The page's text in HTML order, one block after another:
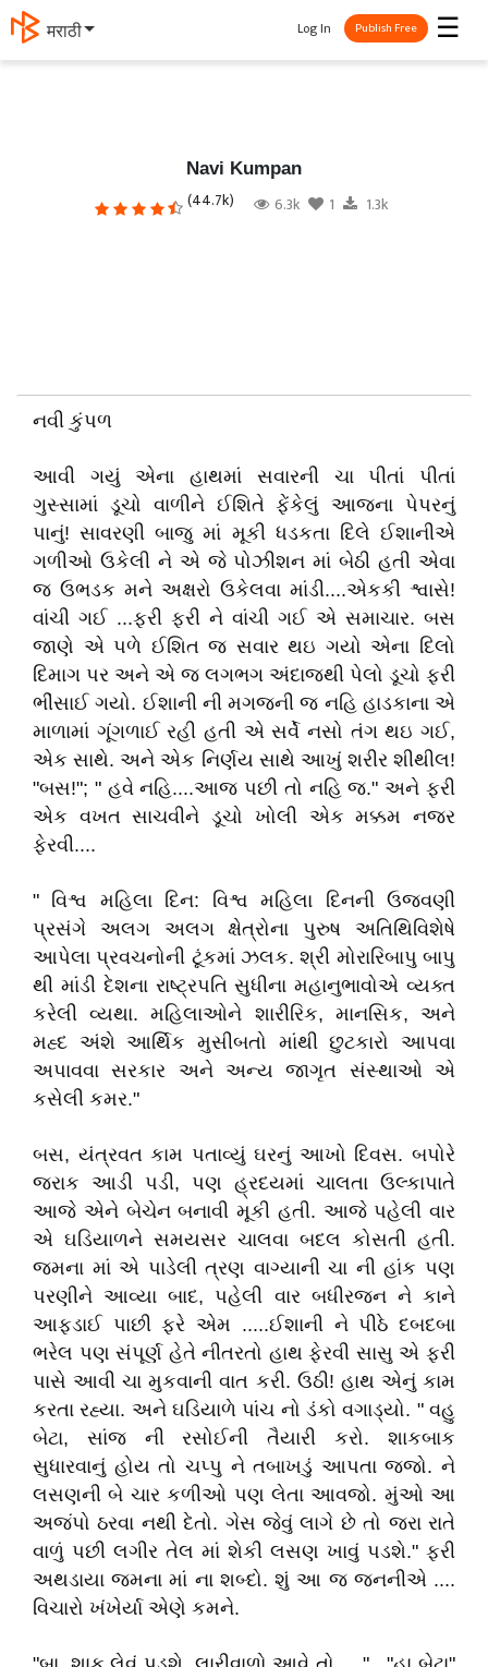
मराठी ☰
Log In Publish Free
Navi Kumpan
(44.7k) 6.3k 1 1.3k
નવી કુંપળ
આવી ગયું એના હાથમાં સવારની ચા પીતાં પીતાં
ગુસ્સામાં ડૂચો વાળીને ઈશિતે ફેંકેલું આજના પેપરનું
પાનું! સાવરણી બાજુ માં મૂકી ધડકતા દિલે ઈશાનીએ
ગળીઓ ઉકેલી ને એ જે પોઝીશન માં બેઠી હતી એવા
જ ઉભડક મને અક્ષરો ઉકેલવા માંડી....એકકી શ્વાસે!
વાંચી ગઈ ...ફરી ફરી ને વાંચી ગઈ એ સમાચાર. બસ
જાણે એ પળે ઈશિત જ સવાર થઇ ગયો એના દિલો
દિમાગ પર અને એ જ લગભગ અંદાજથી પેલો ડૂચો ફરી
ભીંસાઈ ગયો. ઈશાની ની મગજની જ નહિ હાડકાના એ
માળામાં ગૂંગળાઈ રહી હતી એ સર્વે નસો તંગ થઇ ગઈ,
એક સાથે. અને એક નિર્ણય સાથે આખું શરીર શીથીલ!
"બસ!"; " હવે નહિ....આજ પછી તો નહિ જ." અને ફરી
એક વખત સાચવીને ડૂચો ખોલી એક મક્કમ નજર
ફેરવી....
" વિશ્વ મહિલા દિન: વિશ્વ મહિલા દિનની ઉજવણી
પ્રસંગે અલગ અલગ ક્ષેત્રોના પુરુષ અતિથિવિશેષે
આપેલા પ્રવચનોની ટૂંકમાં ઝલક. શ્રી મોરારિબાપુ બાપુ
થી માંડી દેશના રાષ્ટ્રપતિ સુધીના મહાનુભાવોએ વ્યક્ત
કરેલી વ્યથા. મહિલાઓને શારીરિક, માનસિક, અને
મહ્દ અંશે આર્થિક મુસીબતો માંથી છુટકારો આપવા
અપાવવા સરકાર અને અન્ય જાગૃત સંસ્થાઓ એ
કસેલી કમર."
બસ, યંત્રવત કામ પતાવ્યું ઘરનું આખો દિવસ. બપોરે
જરાક આડી પડી, પણ હ્રદયમાં ચાલતા ઉલ્કાપાતે
આજે એને બેચેન બનાવી મૂકી હતી. આજે પહેલી વાર
એ ઘડિયાળને સમયસર ચાલવા બદલ કોસતી હતી.
જમના માં એ પાડેલી ત્રણ વાગ્યાની ચા ની હાંક પણ
પરણીને આવ્યા બાદ, પહેલી વાર બધીરજન ને કાને
આફડાઈ પાછી ફરે એમ .....ઈશાની ને પીઠે દબદબા
ભરેલ પણ સંપૂર્ણ હેતે નીતરતો હાથ ફેરવી સાસુ એ ફરી
પાસે આવી ચા મુકવાની વાત કરી. ઉઠી! હાથ એનું કામ
કરતા રહ્યા. અને ઘડિયાળે પાંચ નો ડંકો વગાડ્યો. " વહુ
બેટા, સાંજ ની રસોઈની તૈયારી કરો. શાકબાક
સુધારવાનું હોય તો ચપ્પુ ને તબાખડું આપતા જજો. ને
લસણની બે ચાર કળીઓ પણ લેતા આવજો. મુંઓ આ
અજંપો ઠરવા નથી દેતો. ગેસ જેવું લાગે છે તો જરા રાતે
વાળું પછી લગીર તેલ માં શેકી લસણ ખાવું પડશે." ફરી
અથડાયા જમના માં ના શબ્દો. શું આ જ જનનીએ ....
વિચારો ખંખેર્યા એણે કમને.